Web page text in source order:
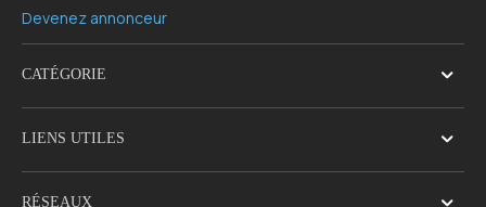
Devenez annonceur
CATÉGORIE
LIENS UTILES
RÉSEAUX